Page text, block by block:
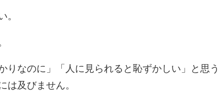
。
りなのに」「人に見られると恥ずかしい」と思う
は及びません。